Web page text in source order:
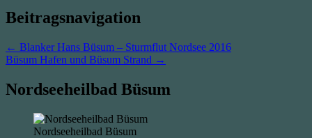
Beitragsnavigation
← Blanker Hans Büsum – Sturmflut Nordsee 2016
Büsum Hafen und Büsum Strand →
Nordseeheilbad Büsum
Nordseeheilbad Büsum